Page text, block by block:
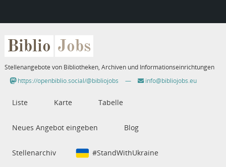
Biblio Jobs
Stellenangebote von Bibliotheken, Archiven und Informationseinrichtungen
https://openbiblio.social/@bibliojobs
— info@bibliojobs.eu
Liste Karte Tabelle
Neues Angebot eingeben Blog
Stellenarchiv #StandWithUkraine